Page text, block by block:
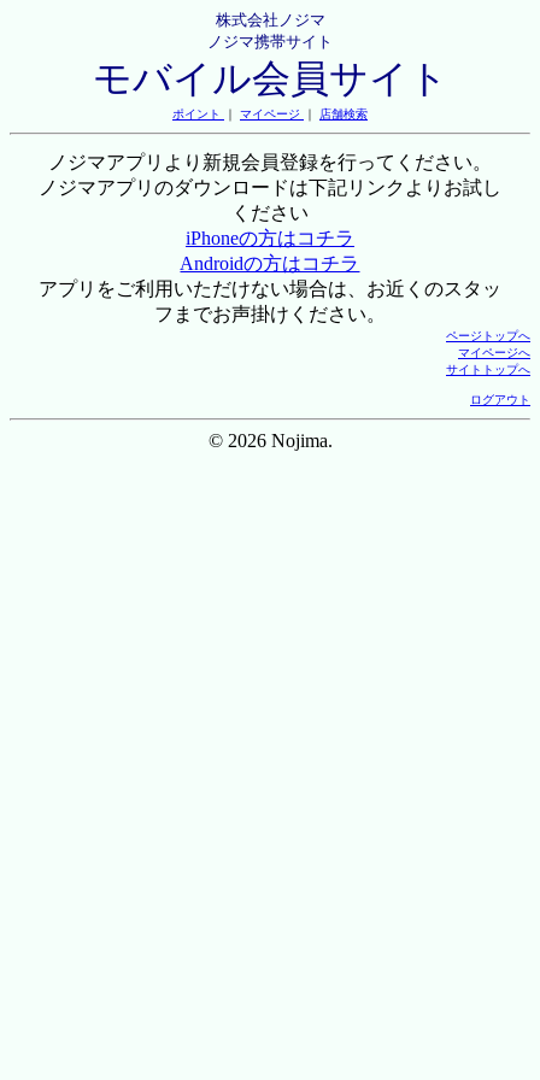
株式会社ノジマ
ノジマ携帯サイト
モバイル会員サイト
ポイント ｜ マイページ ｜ 店舗検索
ノジマアプリより新規会員登録を行ってください。
ノジマアプリのダウンロードは下記リンクよりお試し
ください
iPhoneの方はコチラ
Androidの方はコチラ
アプリをご利用いただけない場合は、お近くのスタッ
フまでお声掛けください。
ページトップへ
マイページへ
サイトトップへ
ログアウト
© 2026 Nojima.